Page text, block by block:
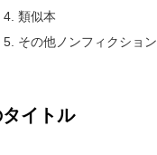
類似本
その他ノンフィクション
イトル